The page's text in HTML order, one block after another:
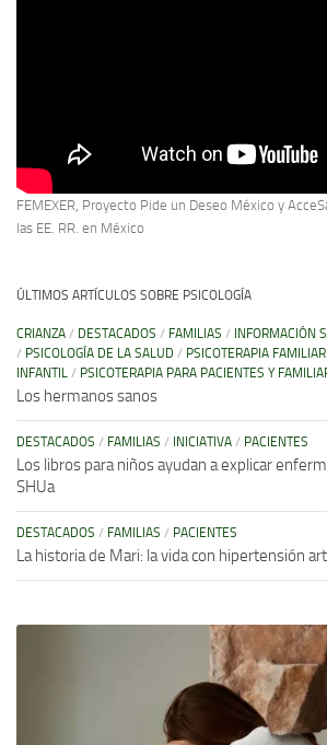
FEMEXER, Proyecto Pide un Deseo México y
las EE. RR. en México
ÚLTIMOS ARTÍCULOS SOBRE PSICOLOGÍA
CRIANZA / DESTACADOS / FAMILIAS / INFORMACIÓN
/ PSICOLOGÍA DE LA SALUD / PSICOTERAPIA FAMILIAR
INFANTIL / PSICOTERAPIA PARA PACIENTES Y
Los hermanos sanos
DESTACADOS / FAMILIAS / INICIATIVA / PACIENTES
Los libros para niños ayudan a explicar
SHUa
DESTACADOS / FAMILIAS / PACIENTES
La historia de Mari: la vida con hipertensión